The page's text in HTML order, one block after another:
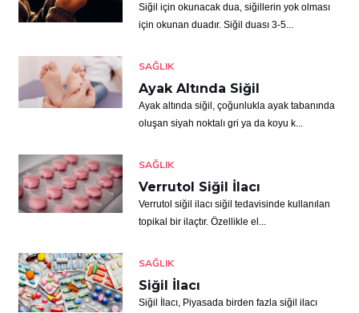
Siğil için okunacak dua, siğillerin yok olması
için okunan duadır. Siğil duası 3-5...
SAĞLIK
Ayak Altında Siğil
Ayak altında siğil, çoğunlukla ayak tabanında
oluşan siyah noktalı gri ya da koyu k...
SAĞLIK
Verrutol Siğil İlacı
Verrutol siğil ilacı siğil tedavisinde kullanılan
topikal bir ilaçtır. Özellikle el...
SAĞLIK
Siğil İlacı
Siğil İlacı, Piyasada birden fazla siğil ilacı